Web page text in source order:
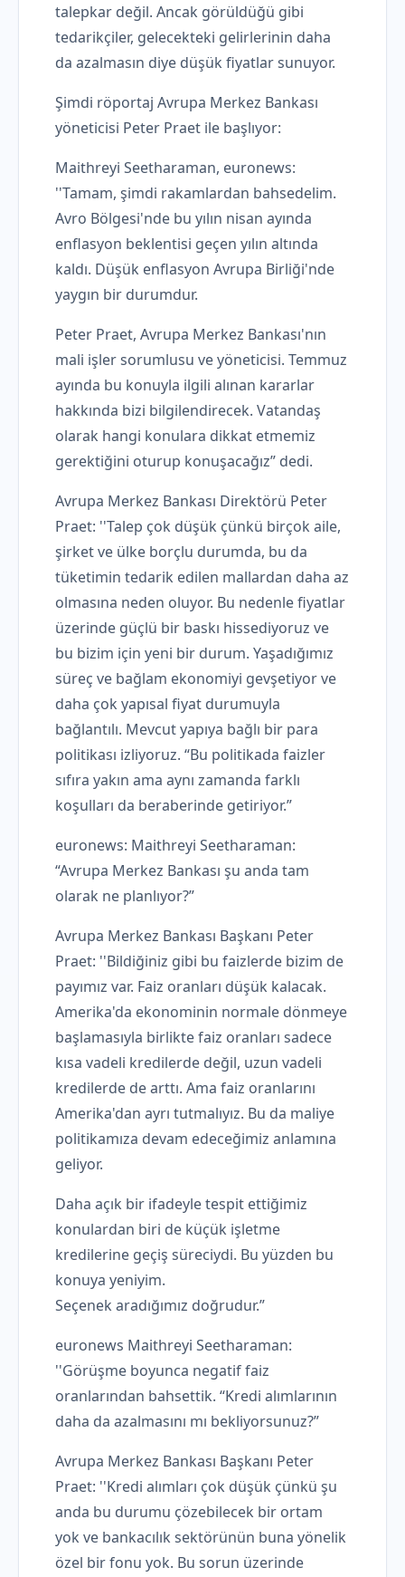
talepkar değil. Ancak görüldüğü gibi
tedarikçiler, gelecekteki gelirlerinin daha
da azalmasın diye düşük fiyatlar sunuyor.
Şimdi röportaj Avrupa Merkez Bankası
yöneticisi Peter Praet ile başlıyor:
Maithreyi Seetharaman, euronews:
''Tamam, şimdi rakamlardan bahsedelim.
Avro Bölgesi'nde bu yılın nisan ayında
enflasyon beklentisi geçen yılın altında
kaldı. Düşük enflasyon Avrupa Birliği'nde
yaygın bir durumdur.
Peter Praet, Avrupa Merkez Bankası'nın
mali işler sorumlusu ve yöneticisi. Temmuz
ayında bu konuyla ilgili alınan kararlar
hakkında bizi bilgilendirecek. Vatandaş
olarak hangi konulara dikkat etmemiz
gerektiğini oturup konuşacağız” dedi.
Avrupa Merkez Bankası Direktörü Peter
Praet: ''Talep çok düşük çünkü birçok aile,
şirket ve ülke borçlu durumda, bu da
tüketimin tedarik edilen mallardan daha az
olmasına neden oluyor. Bu nedenle fiyatlar
üzerinde güçlü bir baskı hissediyoruz ve
bu bizim için yeni bir durum. Yaşadığımız
süreç ve bağlam ekonomiyi gevşetiyor ve
daha çok yapısal fiyat durumuyla
bağlantılı. Mevcut yapıya bağlı bir para
politikası izliyoruz. “Bu politikada faizler
sıfıra yakın ama aynı zamanda farklı
koşulları da beraberinde getiriyor.”
euronews: Maithreyi Seetharaman:
“Avrupa Merkez Bankası şu anda tam
olarak ne planlıyor?”
Avrupa Merkez Bankası Başkanı Peter
Praet: ''Bildiğiniz gibi bu faizlerde bizim de
payımız var. Faiz oranları düşük kalacak.
Amerika'da ekonominin normale dönmeye
başlamasıyla birlikte faiz oranları sadece
kısa vadeli kredilerde değil, uzun vadeli
kredilerde de arttı. Ama faiz oranlarını
Amerika'dan ayrı tutmalıyız. Bu da maliye
politikamıza devam edeceğimiz anlamına
geliyor.
Daha açık bir ifadeyle tespit ettiğimiz
konulardan biri de küçük işletme
kredilerine geçiş süreciydi. Bu yüzden bu
konuya yeniyim.
Seçenek aradığımız doğrudur.”
euronews Maithreyi Seetharaman:
''Görüşme boyunca negatif faiz
oranlarından bahsettik. “Kredi alımlarının
daha da azalmasını mı bekliyorsunuz?”
Avrupa Merkez Bankası Başkanı Peter
Praet: ''Kredi alımları çok düşük çünkü şu
anda bu durumu çözebilecek bir ortam
yok ve bankacılık sektörünün buna yönelik
özel bir fonu yok. Bu sorun üzerinde